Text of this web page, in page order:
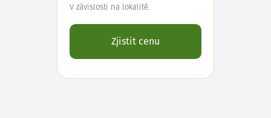
V závislosti na lokalitě.
Zjistit cenu